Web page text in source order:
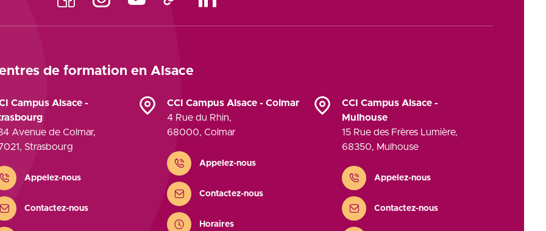
FacebookInstagramYoutube TikTok LinkedIn
de formation en Alsace
Campus Alsace -
Avenue de Colmar,
, Strasbourg
Appelez-nous
Contactez-nous
CCI Campus Alsace - Colmar
4 Rue du Rhin,
68000, Colmar
Contact
Appelez-nous
Contactez-nous
Horaires
CCI Campus Alsace -
Mulhouse
15 Rue des Frères Lumière,
68350, Mulhouse
Contact
Appelez-nous
Contactez-nous